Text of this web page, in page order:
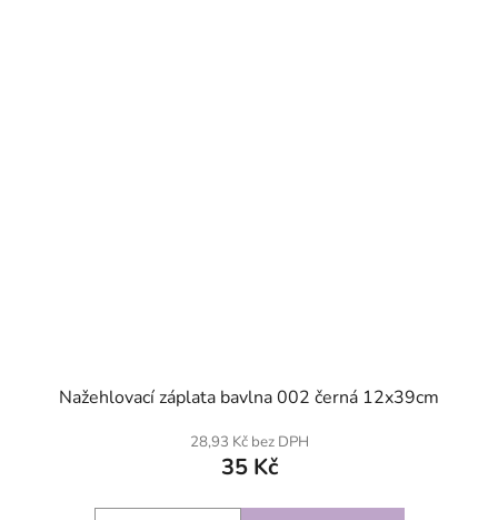
Nažehlovací záplata bavlna 002 černá 12x39cm
28,93 Kč bez DPH
35 Kč